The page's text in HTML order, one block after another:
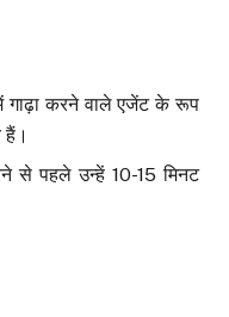
गाढ़ा करने वाले एजेंट के रूप
हैं।
से पहले उन्हें 10-15 मिनट